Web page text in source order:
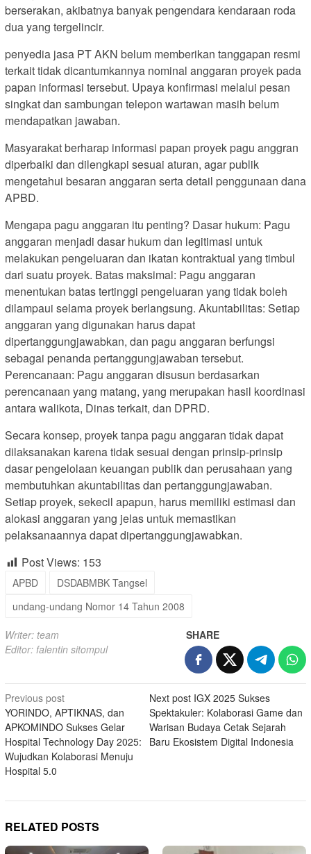
berserakan, akibatnya banyak pengendara kendaraan roda
dua yang tergelincir.
penyedia jasa PT AKN belum memberikan tanggapan resmi
terkait tidak dicantumkannya nominal anggaran proyek pada
papan informasi tersebut. Upaya konfirmasi melalui pesan
singkat dan sambungan telepon wartawan masih belum
mendapatkan jawaban.
Masyarakat berharap informasi papan proyek pagu anggran
diperbaiki dan dilengkapi sesuai aturan, agar publik
mengetahui besaran anggaran serta detail penggunaan dana
APBD.
Mengapa pagu anggaran itu penting? Dasar hukum: Pagu
anggaran menjadi dasar hukum dan legitimasi untuk
melakukan pengeluaran dan ikatan kontraktual yang timbul
dari suatu proyek. Batas maksimal: Pagu anggaran
menentukan batas tertinggi pengeluaran yang tidak boleh
dilampaui selama proyek berlangsung. Akuntabilitas: Setiap
anggaran yang digunakan harus dapat
dipertanggungjawabkan, dan pagu anggaran berfungsi
sebagai penanda pertanggungjawaban tersebut.
Perencanaan: Pagu anggaran disusun berdasarkan
perencanaan yang matang, yang merupakan hasil koordinasi
antara walikota, Dinas terkait, dan DPRD.
Secara konsep, proyek tanpa pagu anggaran tidak dapat
dilaksanakan karena tidak sesuai dengan prinsip-prinsip
dasar pengelolaan keuangan publik dan perusahaan yang
membutuhkan akuntabilitas dan pertanggungjawaban.
Setiap proyek, sekecil apapun, harus memiliki estimasi dan
alokasi anggaran yang jelas untuk memastikan
pelaksanaannya dapat dipertanggungjawabkan.
Post Views: 153
APBD
DSDABMBK Tangsel
undang-undang Nomor 14 Tahun 2008
Writer: team
Editor: falentin sitompul
SHARE
Post
navigation
Previous post
YORINDO, APTIKNAS, dan
APKOMINDO Sukses Gelar
Hospital Technology Day 2025:
Wujudkan Kolaborasi Menuju
Hospital 5.0
Next post IGX 2025 Sukses
Spektakuler: Kolaborasi Game dan
Warisan Budaya Cetak Sejarah
Baru Ekosistem Digital Indonesia
RELATED POSTS